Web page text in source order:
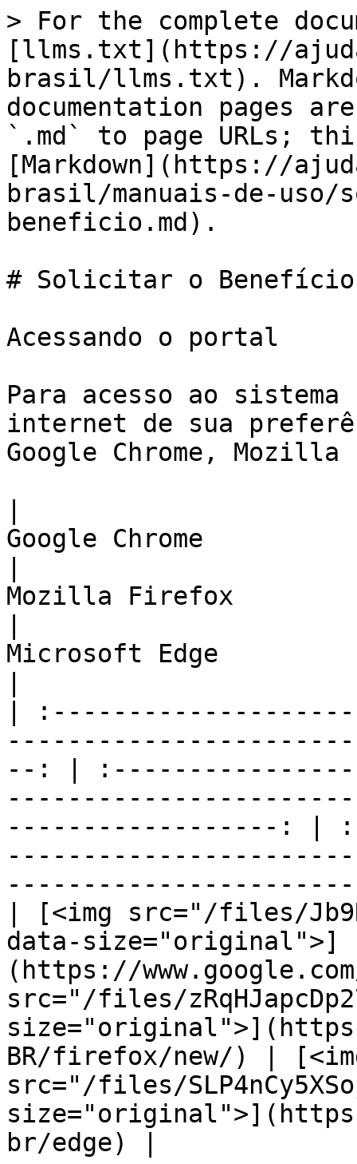
> For the complete
[llms.txt](https://
brasil/llms.txt).
documentation pages
`.md` to page URLs;
[Markdown](https://
brasil/manuais-de-
beneficio.md).
# Solicitar o Benefício
Acessando o portal
Para acesso ao
internet de sua
Google Chrome,
Google Chrome
Mozilla Firefox
Microsoft Edge
|
--: |
------------------: |
| [<img src="/files/
data-size="original">]
(https://
src="/files/
BR/firefox/new/) |
src="/files/
br/edge) |